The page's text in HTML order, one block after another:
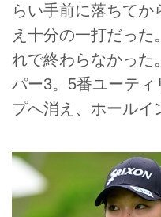
らい手前に落ちてか
え十分の一打だった
れで終わらなかった
パー3。5番ユーティ
プへ消え、ホールイ